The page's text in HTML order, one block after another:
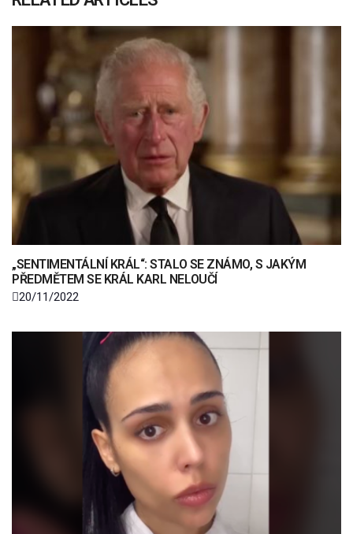
„SENTIMENTÁLNÍ KRÁL“: STALO SE ZNÁMO, S JAKÝM
PŘEDMĚTEM SE KRÁL KARL NELOUČÍ
20/11/2022